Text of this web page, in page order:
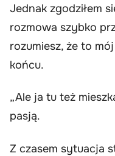
Jednak zgodziłem
rozmowa szybko
rozumiesz, że to
końcu.
„Ale ja tu też
pasją.
Z czasem sytuacja